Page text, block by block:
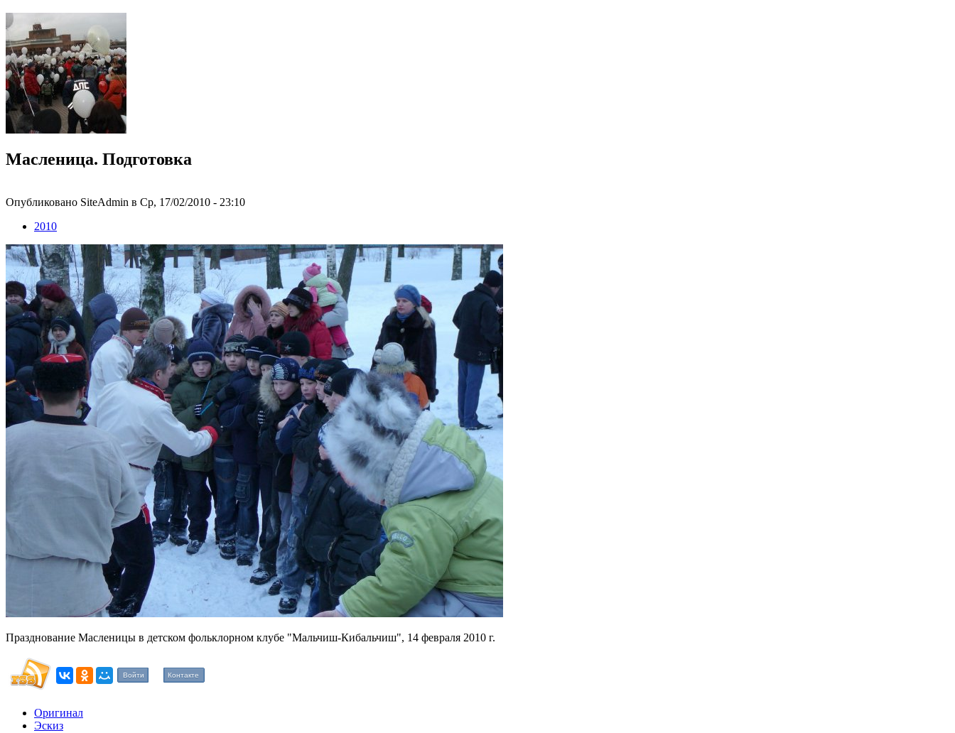
Масленица. Подготовка
Опубликовано SiteAdmin в Ср, 17/02/2010 - 23:10
2010
Празднование Масленицы в детском фольклорном клубе "Мальчиш-Кибальчиш", 14 февраля 2010 г.
Войти Контакте
Оригинал
Эскиз